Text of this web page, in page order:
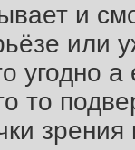
и
угодно
то